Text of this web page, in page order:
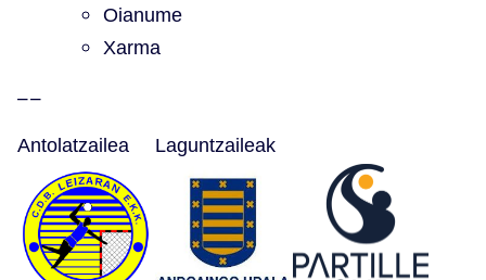
Oianume
Xarma
Antolatzailea Laguntzaileak